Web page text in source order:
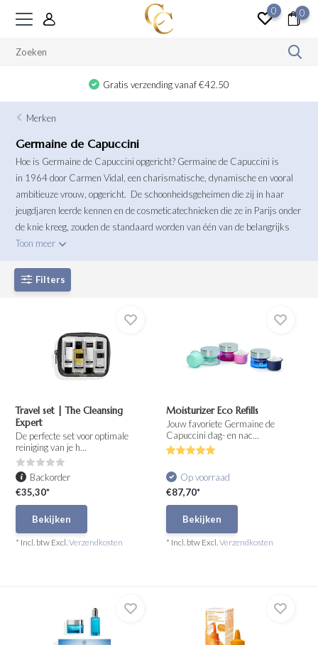
0 0
Gratis verzending vanaf €42.50
Merken
Germaine de Capuccini
Hoe is Germaine de Capuccini opgericht? Germaine de Capuccini is
in 1964 door Carmen Vidal, een charismatische, dynamische en vooral
ambitieuze vrouw, opgericht. De schoonheidsgeheimen die zij in haar
jeugdjaren leerde kennen en de cosmeticatechnieken die ze in Parijs onder
de knie kreeg, zouden de standaard worden van één van de belangrijks
Toon meer
Filters
Travel set | The Cleansing
Expert
De perfecte set voor optimale
reiniging van je h...
Backorder
€35,30*
Bekijken
* Incl. btw Excl.Verzendkosten
Moisturizer Eco Refills
Jouw favoriete Germaine de
Capuccini dag- en nac...
Op voorraad
€87,70*
Bekijken
* Incl. btw Excl.Verzendkosten